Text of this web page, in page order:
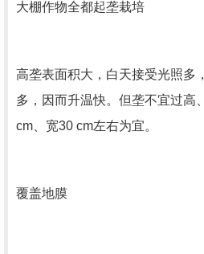
大棚作物全都起垄栽培
高垄表面积大，白天接受光照多
多，因而升温快。但垄不宜过高
cm、宽30 cm左右为宜。
覆盖地膜